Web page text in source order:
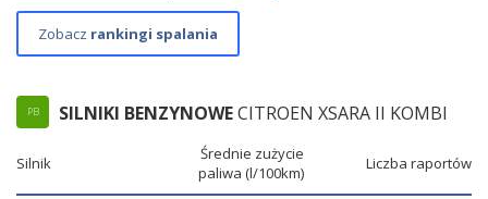
Zobacz rankingi spalania
PB SILNIKI BENZYNOWECITROEN XSARA II KOMBI
Silnik
Średnie zużycie
paliwa (l/100km)
Liczba raportów